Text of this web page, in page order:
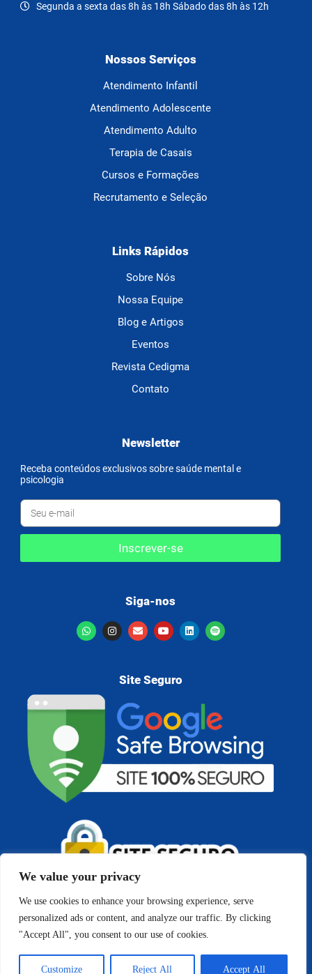
We value your privacy
We use cookies to enhance your browsing experience, serve
personalized ads or content, and analyze our traffic. By clicking
"Accept All", you consent to our use of cookies.
Customize Reject All Accept All
Segunda a sexta das 8h às 18h Sábado das 8h às 12h
Nossos Serviços
Atendimento Infantil
Atendimento Adolescente
Atendimento Adulto
Terapia de Casais
Cursos e Formações
Recrutamento e Seleção
Links Rápidos
Sobre Nós
Nossa Equipe
Blog e Artigos
Eventos
Revista Cedigma
Contato
Newsletter
Receba conteúdos exclusivos sobre saúde mental e
psicologia
Inscrever-se
Siga-nos
Site Seguro
Copyright © 2026 Cedigma - Psicologia e Análise do
Comportamento | Todos os direitos reservados